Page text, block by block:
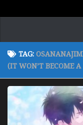
TAG:
(IT WON’T BECOME